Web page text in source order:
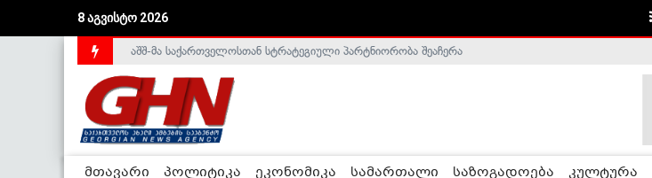
8 აგვისტო 2026
საქართველოს დე-ფაქტო მთავრობა არალეგიტიმურია - ჰელსინკის კომისია
აშშ-მა საქართველოსთან სტრატეგიული პარტნიორობა შეაჩერა
მთავარი პოლიტიკა ეკონომიკა სამართალი საზოგადოება კულტურა